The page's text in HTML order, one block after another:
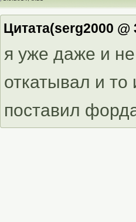
Цитата(serg2000
я уже даже и
откатывал и
поставил